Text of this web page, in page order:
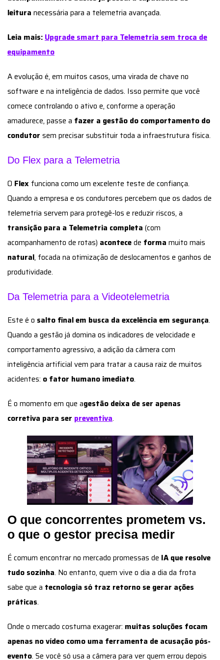
leitura necessária para a telemetria avançada.
Leia mais:Upgrade smart para Telemetria sem troca de
equipamento
A evolução é, em muitos casos, uma virada de chave no
software e na inteligência de dados. Isso permite que você
comece controlando o ativo e, conforme a operação
amadurece, passe a fazer a gestão do comportamento do
condutor sem precisar substituir toda a infraestrutura física.
Do Flex para a Telemetria
O Flex funciona como um excelente teste de confiança.
Quando a empresa e os condutores percebem que os dados de
telemetria servem para protegê-los e reduzir riscos, a
transição para a Telemetria completa (com
acompanhamento de rotas) acontecede forma muito mais
natural, focada na otimização de deslocamentos e ganhos de
produtividade.
Da Telemetria para a Videotelemetria
Este é o salto final em busca da excelência em segurança.
Quando a gestão já domina os indicadores de velocidade e
comportamento agressivo, a adição da câmera com
inteligência artificial vem para tratar a causa raiz de muitos
acidentes: o fator humano imediato.
É o momento em que agestão deixa de ser apenas
corretiva para ser preventiva.
O que concorrentes prometem vs.
o que o gestor precisa medir
É comum encontrar no mercado promessas de IA que resolve
tudo sozinha. No entanto, quem vive o dia a dia da frota
sabe que a tecnologia só traz retorno se gerar ações
práticas.
Onde o mercado costuma exagerar: muitas soluções focam
apenas no vídeo como uma ferramenta de acusação pós-
evento. Se você só usa a câmera para ver quem errou depois